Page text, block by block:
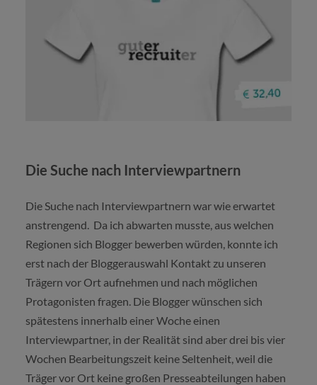
Die Suche nach Interviewpartnern
Die Suche nach Interviewpartnern war wie erwartet
anstrengend. Da ich abwarten musste, aus welchen
Regionen sich Blogger bewerben würden, konnte ich
erst nach der Bloggerauswahl Kontakt zu unseren
Trägern vor Ort aufnehmen und nach möglichen
Protagonisten fragen. Die Blogger wünschen sich
spätestens innerhalb einer Woche einen
Interviewpartner, in der Realität sind aber drei bis vier
Wochen Bearbeitungszeit keine Seltenheit, weil die
Träger vor Ort keine großen Presseabteilungen haben